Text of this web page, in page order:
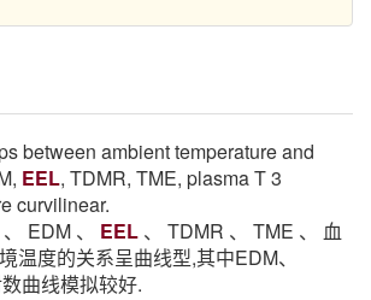
between ambient temperature and
EEL, TDMR, TME, plasma T 3
curvilinear.
EDM 、 EEL 、 TDMR 、 TME 、 血
温度的关系呈曲线型,其中EDM、
曲线模拟较好.